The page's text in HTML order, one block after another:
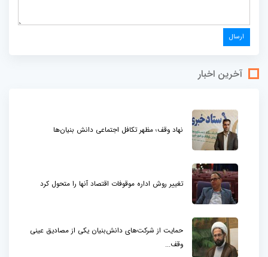
آخرین اخبار
نهاد وقف؛ مظهر تکافل اجتماعی دانش بنیان‌ها
تغییر روش اداره موقوفات اقتصاد آنها را متحول کرد
حمایت از شرکت‌های دانش‌بنیان یکی از مصادیق عینی
وقف...